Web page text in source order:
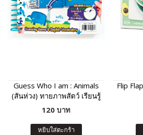
Guess Who I am : Animals
(สันห่วง) ทายภาพสัตว์ เรียนรู้
คำศัพท์และเสียงร้องของสัตว์
120 บาท
หยิบใส่ตะกร้า
Flip